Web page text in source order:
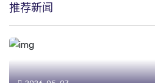
推荐新闻